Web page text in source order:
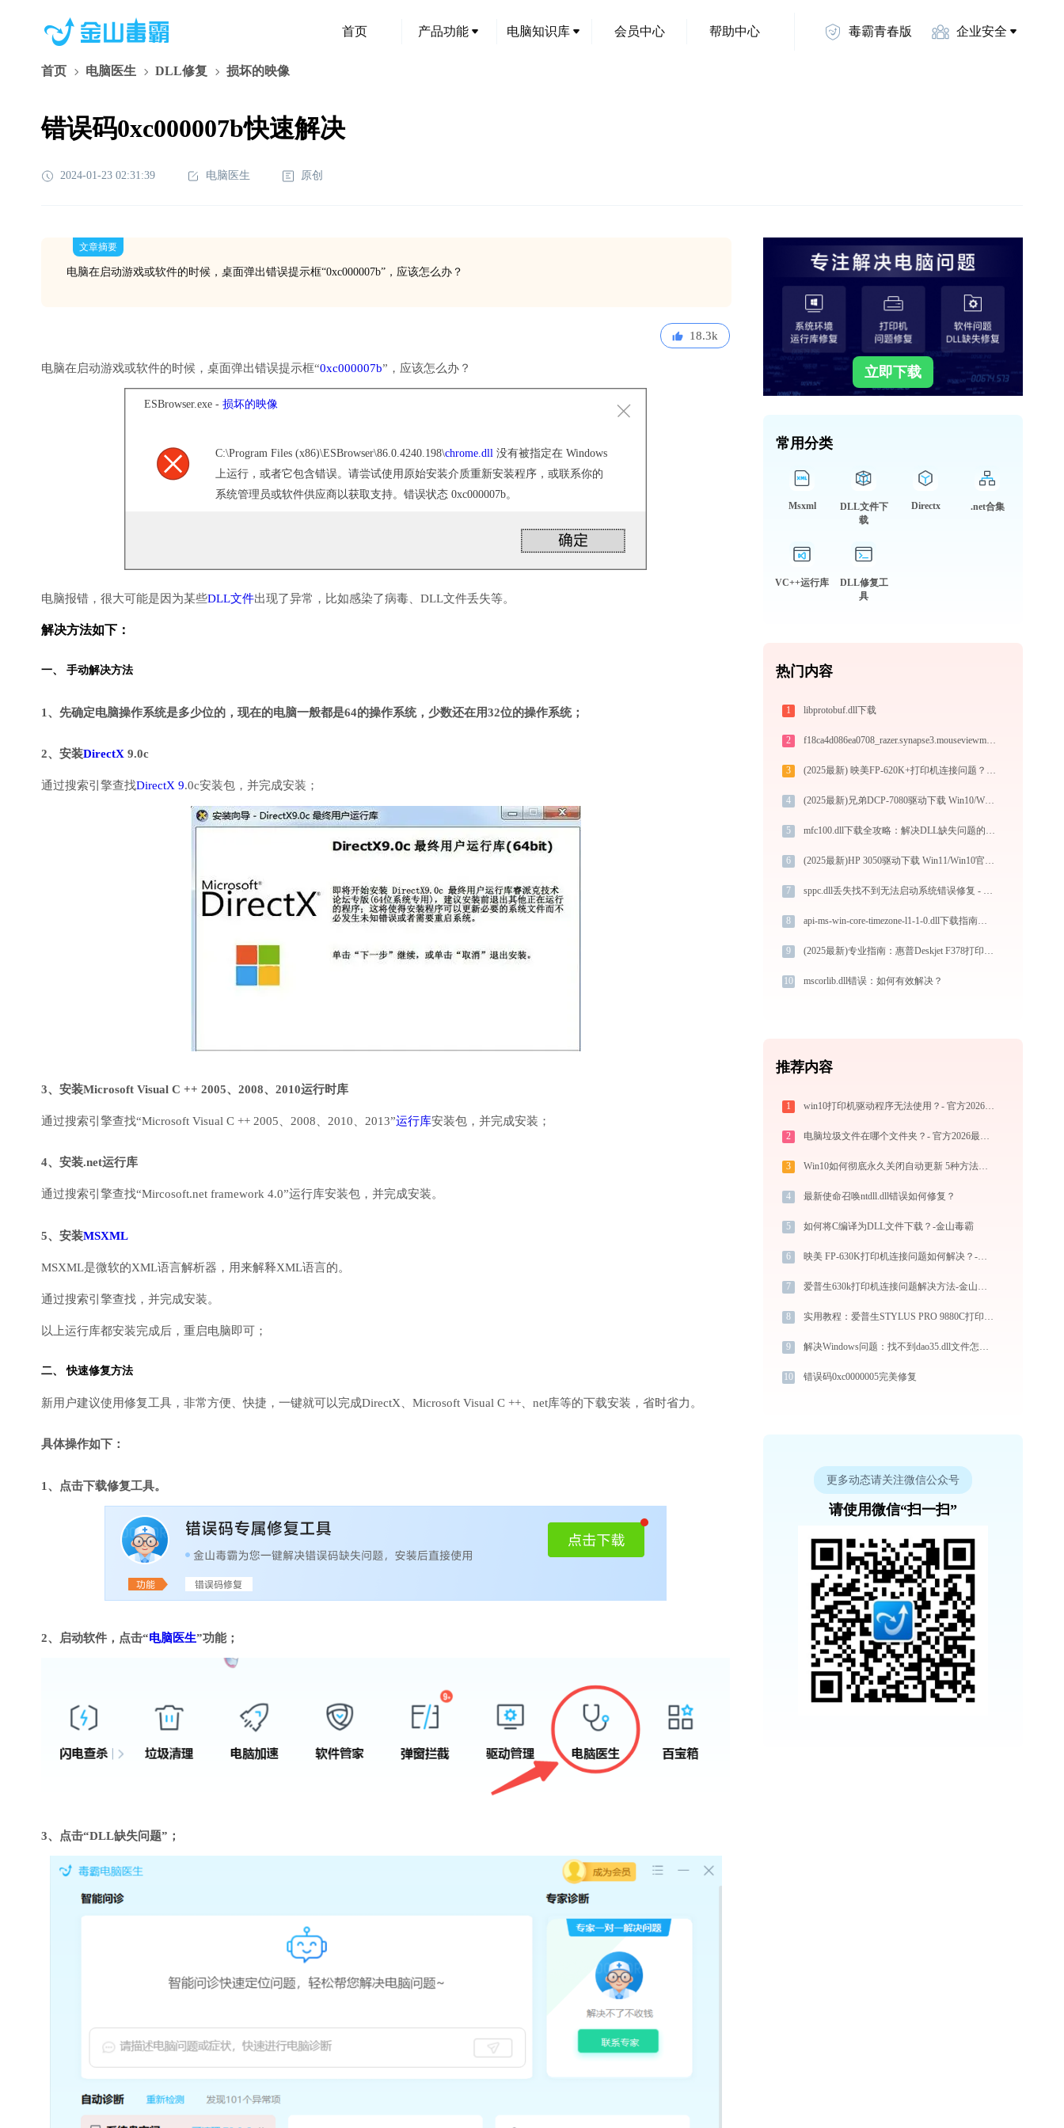
首页 产品功能 电脑知识库 会员中心 帮助中心 毒霸青春版 企业安全
首页 电脑医生 DLL修复 损坏的映像
错误码0xc000007b快速解决
2024-01-23 02:31:39 电脑医生 原创
文章摘要
电脑在启动游戏或软件的时候，桌面弹出错误提示框“0xc000007b”，应该怎么办？
18.3k
电脑在启动游戏或软件的时候，桌面弹出错误提示框“0xc000007b”，应该怎么办？
ESBrowser.exe - 损坏的映像
C:\Program Files (x86)\ESBrowser\86.0.4240.198\chrome.dll 没有被指定在 Windows
上运行，或者它包含错误。请尝试使用原始安装介质重新安装程序，或联系你的
系统管理员或软件供应商以获取支持。错误状态 0xc000007b。
电脑报错，很大可能是因为某些DLL文件出现了异常，比如感染了病毒、DLL文件丢失等。
解决方法如下：
一、 手动解决方法
1、先确定电脑操作系统是多少位的，现在的电脑一般都是64的操作系统，少数还在用32位的操作系统；
2、安装DirectX 9.0c
通过搜索引擎查找DirectX 9.0c安装包，并完成安装；
3、安装Microsoft Visual C ++ 2005、2008、2010运行时库
通过搜索引擎查找“Microsoft Visual C ++ 2005、2008、2010、2013”运行库安装包，并完成安装；
4、安装.net运行库
通过搜索引擎查找“Mircosoft.net framework 4.0”运行库安装包，并完成安装。
5、安装MSXML
MSXML是微软的XML语言解析器，用来解释XML语言的。
通过搜索引擎查找，并完成安装。
以上运行库都安装完成后，重启电脑即可；
二、 快速修复方法
新用户建议使用修复工具，非常方便、快捷，一键就可以完成DirectX、Microsoft Visual C ++、net库等的下载安装，省时省力。
具体操作如下：
1、点击下载修复工具。
2、启动软件，点击“电脑医生”功能；
3、点击“DLL缺失问题”；
立即下载
常用分类
Msxml
DLL文件下
载
Directx .net合集
VC++运行库
DLL修复工
具
热门内容
1 libprotobuf.dll下载
2 f18ca4d086ea0708_razer.synapse3.mouseviewmodel.dll下载
3 (2025最新) 映美FP-620K+打印机连接问题？如何解决-金山毒霸
4 (2025最新)兄弟DCP-7080驱动下载 Win10/Win11 官方安全下载图文安装教程
5 mfc100.dll下载全攻略：解决DLL缺失问题的官方免费方案（32/64位系统通用）
6 (2025最新)HP 3050驱动下载 Win11/Win10官方版
7 sppc.dll丢失找不到无法启动系统错误修复 - AI智能助手解决方案
8 api-ms-win-core-timezone-l1-1-0.dll下载指南：32/64位官方免费版，解决DLL缺失问题
9 (2025最新)专业指南：惠普Deskjet F378打印机驱动的下载与安装步骤详解
10 mscorlib.dll错误：如何有效解决？
推荐内容
1 win10打印机驱动程序无法使用？- 官方2026最新解决方案
2 电脑垃圾文件在哪个文件夹？- 官方2026最新电脑使用技巧
3 Win10如何彻底永久关闭自动更新 5种方法教你永久关闭win10自动更新
4 最新使命召唤ntdll.dll错误如何修复？
5 如何将C编译为DLL文件下载？-金山毒霸
6 映美 FP-630K打印机连接问题如何解决？-金山毒霸
7 爱普生630k打印机连接问题解决方法-金山毒霸
8 实用教程：爱普生STYLUS PRO 9880C打印机驱动的下载与安装技巧
9 解决Windows问题：找不到dao35.dll文件怎么办？
10 错误码0xc0000005完美修复
更多动态请关注微信公众号
请使用微信“扫一扫”